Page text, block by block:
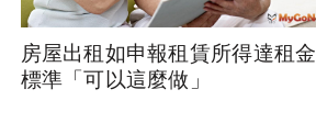
房屋出租如申報租賃所得達租金
標準「可以這麼做」